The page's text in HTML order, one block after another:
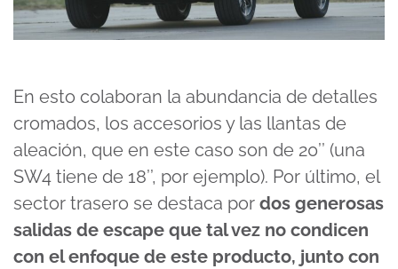
En esto colaboran la abundancia de detalles
cromados, los accesorios y las llantas de
aleación, que en este caso son de 20’’ (una
SW4 tiene de 18’’, por ejemplo). Por último, el
sector trasero se destaca por dos generosas
salidas de escape que tal vez no condicen
con el enfoque de este producto, junto con